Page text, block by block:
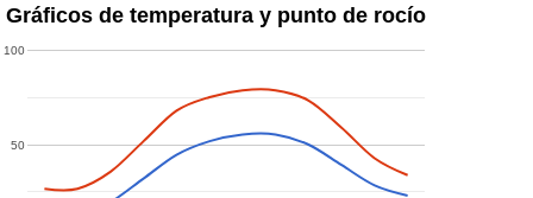
Gráficos de temperatura y punto de rocío
50
100